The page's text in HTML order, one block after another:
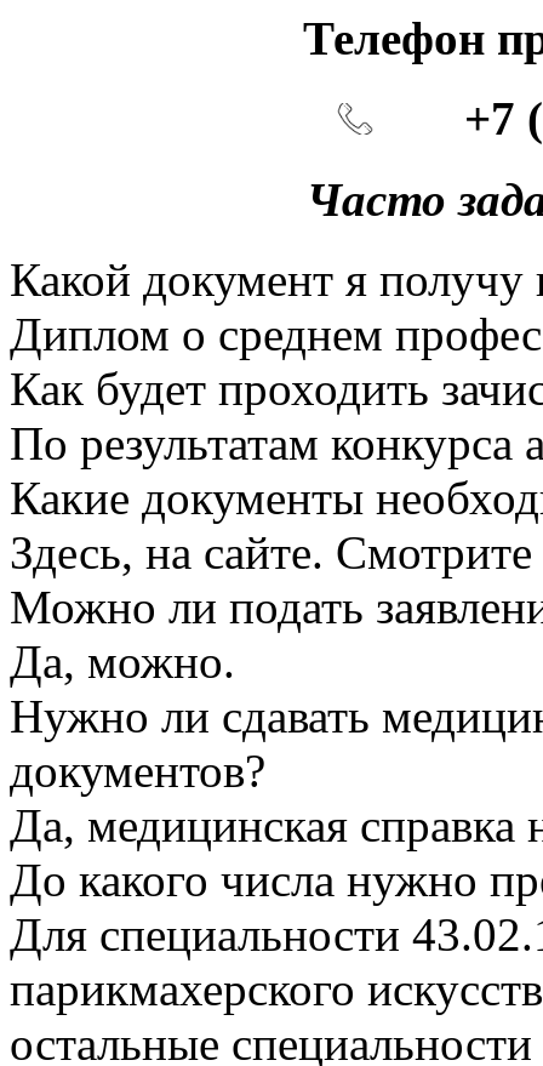
Телефон
+7
Часто
Какой документ я
Диплом о среднем
Как будет проходить
По результатам конкурса
Какие документы
Здесь, на сайте.
Можно ли подать
Да, можно.
Нужно ли сдавать
документов?
Да, медицинская справка
До какого числа нужно
Для специальности
парикмахерского
остальные